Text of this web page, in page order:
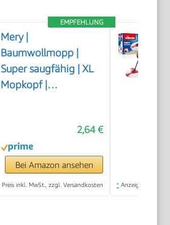
EMPFEHLUNG
Mery |
Baumwollmopp |
Super saugfähig | XL
Mopkopf |
Naturfarbe | 22 cm,
Ekrü
2,64 €
Bei Amazon ansehen
Preis inkl. MwSt., zzgl. Versandkosten * Anzeige